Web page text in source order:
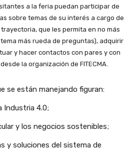
a la feria puedan participar de
sobre temas de su interés a cargo de
que les permita en no más
más rueda de preguntas), adquirir
y hacer contactos con pares y con
la organización de FITECMA.
se están manejando figuran:
4.0;
y los negocios sostenibles;
soluciones del sistema de